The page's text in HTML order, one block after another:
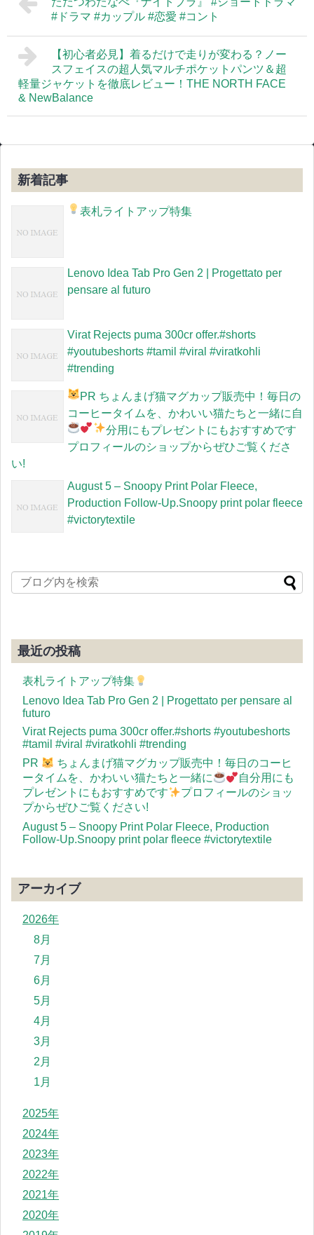
#ドラマ #カップル #恋愛 #コント
【初心者必見】着るだけで走りが変わる？ノー
スフェイスの超人気マルチポケットパンツ＆超
軽量ジャケットを徹底レビュー！THE NORTH FACE
& NewBalance
新着記事
表札ライトアップ特集
Lenovo Idea Tab Pro Gen 2 | Progettato per
pensare al futuro
Virat Rejects puma 300cr offer.#shorts
#youtubeshorts #tamil #viral #viratkohli
#trending
PR ちょんまげ猫マグカップ販売中！毎日の
コーヒータイムを、かわいい猫たちと一緒に 自
分用にもプレゼントにもおすすめです
プロフィールのショップからぜひご覧くださ
い!
August 5 – Snoopy Print Polar Fleece,
Production Follow-Up.Snoopy print polar fleece
#victorytextile
最近の投稿
表札ライトアップ特集
Lenovo Idea Tab Pro Gen 2 | Progettato per pensare al
futuro
Virat Rejects puma 300cr offer.#shorts #youtubeshorts
#tamil #viral #viratkohli #trending
PR
ちょんまげ猫マグカップ販売中！毎日のコーヒ
ータイムを、かわいい猫たちと一緒に
自分用にも
プレゼントにもおすすめです
プロフィールのショッ
プからぜひご覧ください!
August 5 – Snoopy Print Polar Fleece, Production
Follow-Up.Snoopy print polar fleece #victorytextile
アーカイブ
2026年
8月
7月
6月
5月
4月
3月
2月
1月
2025年
2024年
2023年
2022年
2021年
2020年